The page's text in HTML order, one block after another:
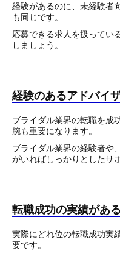
経験があるのに、未経験者
も同じです。
応募できる求人を扱ってい
しましょう。
経験のあるアドバ
ブライダル業界の転職を成
腕も重要になります。
ブライダル業界の経験者や
がいればしっかりとしたサ
転職成功の実績があ
実際にどれ位の転職成功実
要です。